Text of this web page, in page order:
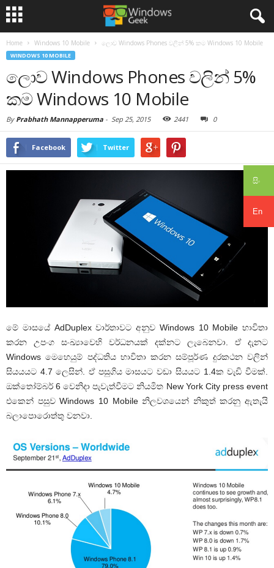
සිං
En
Home Windows 10 Mobile ලොව Windows Phones වලින් 5% කම Windows 10 Mobile
WINDOWS 10 MOBILE
ලොව Windows Phones වලින් 5%
කම Windows 10 Mobile
By Prabhath Mannapperuma - Sep 25, 2015 2441 0
Facebook Twitter
මේ මාසයේ AdDuplex වාර්තාවට අනුව Windows 10 Mobile භාවිතා
කරන උපංග සංඛ්‍යාවෙහි වර්ධනයක් දක්නට ලැබෙනවා. ඒ දැනට
Windows මෙහෙයුම් පද්ධතිය භාවිතා කරන සම්පූර්ණ දුරකථන වලින්
සියයයට 4.7 ලෙසින්. ඒ පසුගිය මාසයට වඩා සියයට 1.4ක වැඩි වීමක්.
ඔක්තෝම්බර් 6 වෙනිදා පැවැත්වීමට නියමිත New York City press event
එකෙන් පසුව Windows 10 Mobile නිලවශයෙන් නිකුත් කරනු ඇතැයි
බලාපොරොත්තු වනවා.